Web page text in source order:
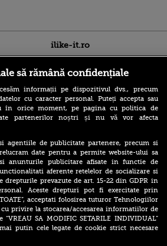
Franța.
sunt
Ce s-
ilike-it.ro
să rămână confidențiale
informații pe dispozitivul dvs., precum
cu caracter personal. Puteți accepta sau
în orice moment, pe pagina cu politica de
partenerilor noștri și nu vă vor afecta
agentiile de publicitate partenere, precum si
date pentru a permite website-ului sa
anunturile publicitare afisate in functie de
aferente retelelor de socializare si
prevazute de art. 15-22 din GDPR in
Aceste drepturi pot fi exercitate prin
acceptati folosirea tuturor Tehnologiilor
privire la stocarea/accesarea informatiilor de
SA MODIFIC SETARILE INDIVIDUAL”
putin cele legate de cookie strict necesare